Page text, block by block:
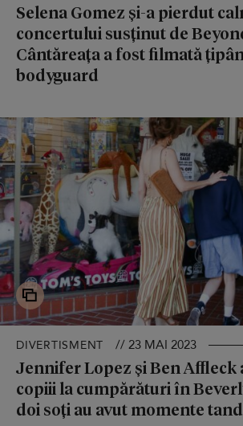
Selena Gomez și-a pierdut
concertului susținut de
Cântăreața a fost filmată
bodyguard
DIVERTISMENT // 23 MAI 2023
Jennifer Lopez și Ben Affleck
copiii la cumpărături în
doi soți au avut momente